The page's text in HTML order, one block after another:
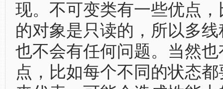
现。不可变类有一些优点
的对象是只读的，所以多
也不会有任何问题。当然
点，比如每个不同的状态